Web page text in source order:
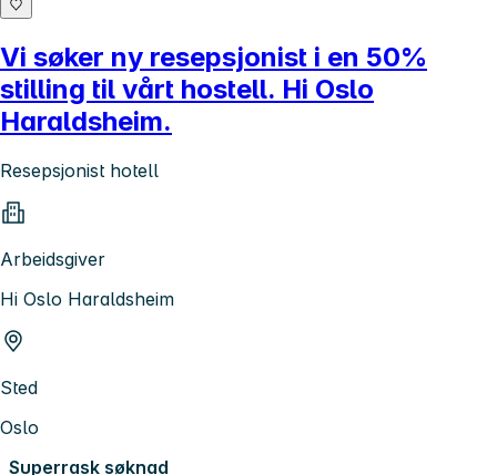
Vi søker ny resepsjonist i en 50%
stilling til vårt hostell. Hi Oslo
Haraldsheim.
Resepsjonist hotell
Arbeidsgiver
Hi Oslo Haraldsheim
Sted
Oslo
Superrask søknad